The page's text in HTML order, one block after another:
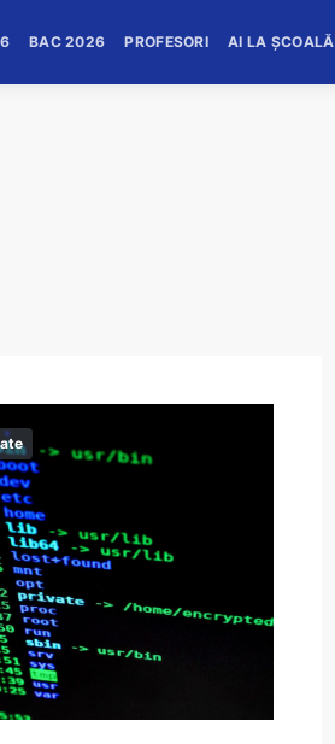
BAC 2026 PROFESORI AI LA ȘCOALĂ